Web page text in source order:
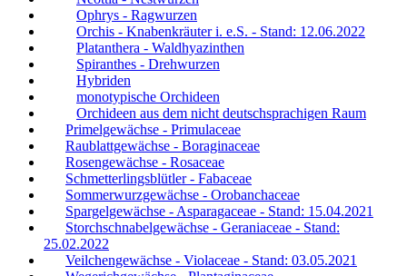
Ophrys - Ragwurzen
Orchis - Knabenkräuter i. e.S. - Stand: 12.06.2022
Platanthera - Waldhyazinthen
Spiranthes - Drehwurzen
Hybriden
monotypische Orchideen
Orchideen aus dem nicht deutschsprachigen Raum
Primelgewächse - Primulaceae
Raublattgewächse - Boraginaceae
Rosengewächse - Rosaceae
Schmetterlingsblütler - Fabaceae
Sommerwurzgewächse - Orobanchaceae
Spargelgewächse - Asparagaceae - Stand: 15.04.2021
Storchschnabelgewächse - Geraniaceae - Stand:
25.02.2022
Veilchengewächse - Violaceae - Stand: 03.05.2021